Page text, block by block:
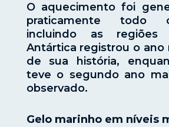
O aquecimento foi
praticamente todo
incluindo as regiões
Antártica registrou o ano
de sua história,
teve o segundo ano
observado.
Gelo marinho em níveis